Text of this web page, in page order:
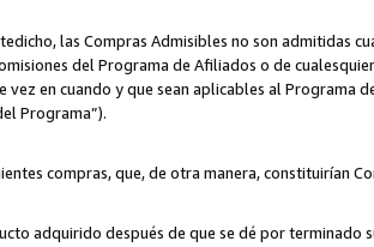
las Compras Admisibles no son admitidas
del Programa de Afiliados o de
vez en cuando y que sean aplicables al Programa
Programa”).
compras, que, de otra manera, constituirían
adquirido después de que se dé por terminado